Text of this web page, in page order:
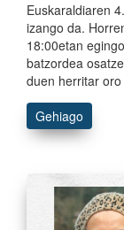
Euskaraldiaren
izango da.
18:00etan
batzordea
duen herritar
Gehiago